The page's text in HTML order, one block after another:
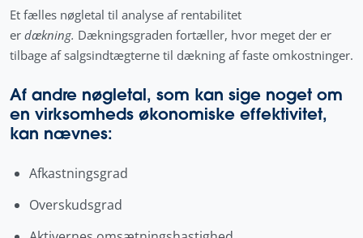
Et fælles nøgletal til analyse af rentabilitet
erdækning. Dækningsgraden fortæller, hvor meget der er
tilbage af salgsindtægterne til dækning af faste omkostninger.
Af andre nøgletal, som kan sige noget om
en virksomheds økonomiske effektivitet,
kan nævnes:
Afkastningsgrad
Overskudsgrad